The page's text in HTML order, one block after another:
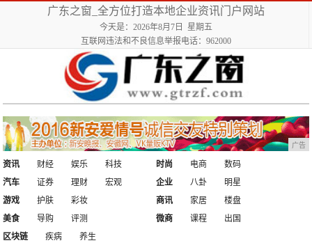
广东之窗_全方位打造本地企业资讯门户网站
今天是：2026年8月7日 星期五
互联网违法和不良信息举报电话：962000
广告
资讯 财经 娱乐
科技
汽车
证券 理财 宏观
时尚 电商
数码
企业
八卦
明星
游戏
护肤
彩妆
美食
导购 评测
商讯 家居
楼盘
微商
课程
出国
区块链
疾病
养生